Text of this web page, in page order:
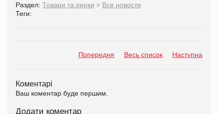
Раздел: Товари та ринки > Все новости
Теги:
Попередня Весь список Наступна
Коментарі
Ваш коментар буде першим.
Додати коментар